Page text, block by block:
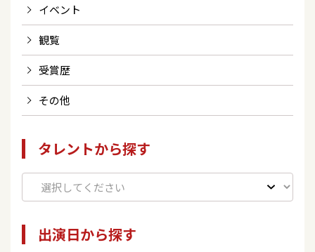
イベント
観覧
受賞歴
その他
タレントから探す
出演日から探す